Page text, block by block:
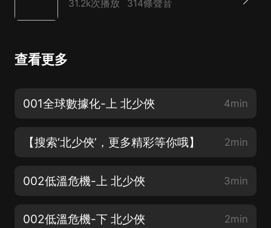
31.2k次播放 314條聲音
查看更多
001全球數據化-上 北少俠 4min
【搜索‘北少俠’，更多精彩等你哦】 2min
002低溫危機-上 北少俠 3min
002低溫危機-下 北少俠 2min